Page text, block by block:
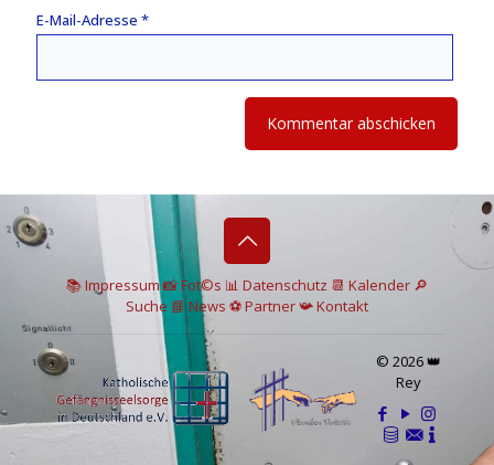
E-Mail-Adresse *
📚 Impressum📸Fot©s 📊 Datenschutz 📆 Kalender 🔎
Suche 📘 News ⚽Partner📯Kontakt
© 2026 👑
Rey